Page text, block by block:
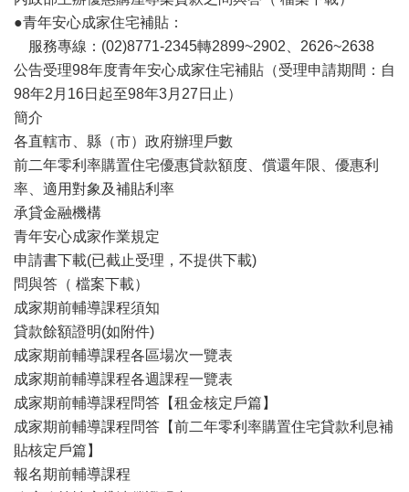
●青年安心成家住宅補貼：
服務專線：(02)8771-2345轉2899~2902、2626~2638
公告受理98年度青年安心成家住宅補貼（受理申請期間：自
98年2月16日起至98年3月27日止）
簡介
各直轄市、縣（市）政府辦理戶數
前二年零利率購置住宅優惠貸款額度、償還年限、優惠利
率、適用對象及補貼利率
承貸金融機構
青年安心成家作業規定
申請書下載(已截止受理，不提供下載)
問與答（ 檔案下載）
成家期前輔導課程須知
貸款餘額證明(如附件)
成家期前輔導課程各區場次一覽表
成家期前輔導課程各週課程一覽表
成家期前輔導課程問答【租金核定戶篇】
成家期前輔導課程問答【前二年零利率購置住宅貸款利息補
貼核定戶篇】
報名期前輔導課程